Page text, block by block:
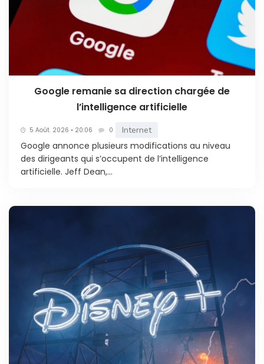
Google remanie sa direction chargée de
l’intelligence artificielle
5 Août. 2026 • 20:06 0 Internet
Google annonce plusieurs modifications au niveau
des dirigeants qui s’occupent de l’intelligence
artificielle. Jeff Dean,...